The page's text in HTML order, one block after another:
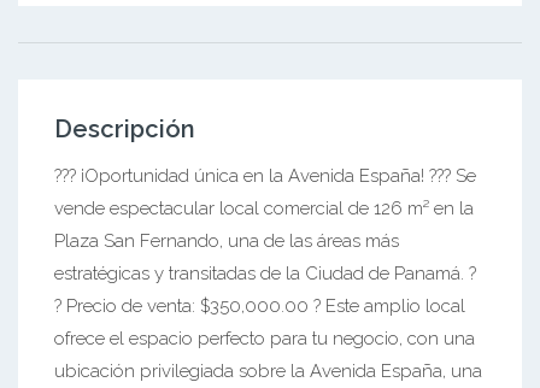
Descripción
??? ¡Oportunidad única en la Avenida España! ??? Se
vende espectacular local comercial de 126 m² en la
Plaza San Fernando, una de las áreas más
estratégicas y transitadas de la Ciudad de Panamá. ?
? Precio de venta: $350,000.00 ? Este amplio local
ofrece el espacio perfecto para tu negocio, con una
ubicación privilegiada sobre la Avenida España, una